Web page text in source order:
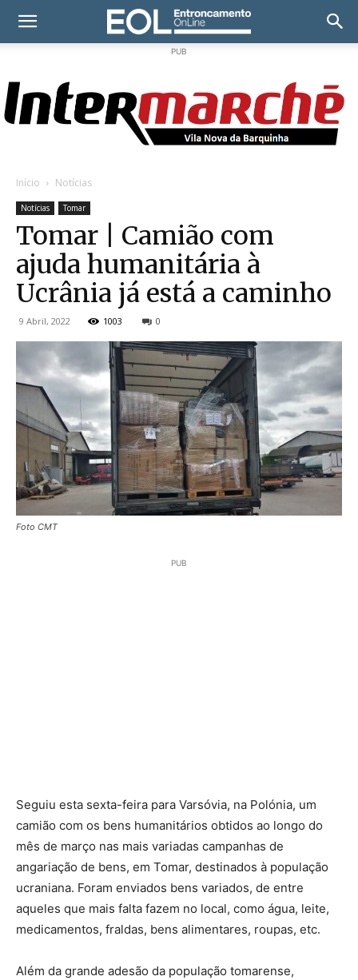
PUB
Início Notícias
Notícias Tomar
Tomar | Camião com
ajuda humanitária à
Ucrânia já está a caminho
9 Abril, 2022 1003 0
Foto CMT
PUB
Seguiu esta sexta-feira para Varsóvia, na Polónia, um
camião com os bens humanitários obtidos ao longo do
mês de março nas mais variadas campanhas de
angariação de bens, em Tomar, destinados à população
ucraniana. Foram enviados bens variados, de entre
aqueles que mais falta fazem no local, como água, leite,
medicamentos, fraldas, bens alimentares, roupas, etc.
Além da grande adesão da população tomarense,